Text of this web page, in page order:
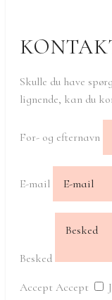
Skulle du have
lignende, kan du
For- og efternavn
E-mail
Besked
Accept Accept